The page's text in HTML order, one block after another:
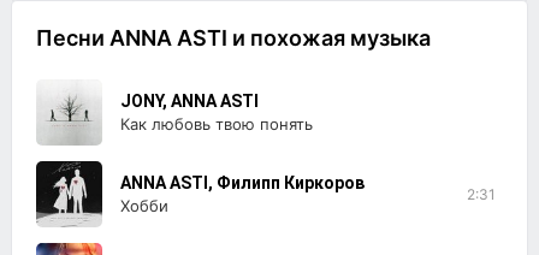
Песни ANNA ASTI и похожая музыка
JONY, ANNA ASTI
Как любовь твою понять
ANNA ASTI, Филипп Киркоров
Хобби
2:31